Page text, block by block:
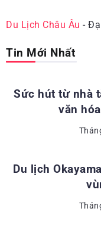
Du Lịch Châu Âu -
Tin Mới Nhất
Sức hút từ nhà
văn
ĐỊA
Du lịch
KINH